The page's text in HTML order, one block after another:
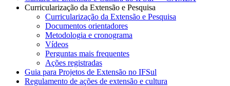
Curricularização da Extensão e Pesquisa
Curricularização da Extensão e Pesquisa
Documentos orientadores
Metodologia e cronograma
Vídeos
Perguntas mais frequentes
Ações registradas
Guia para Projetos de Extensão no IFSul
Regulamento de ações de extensão e cultura